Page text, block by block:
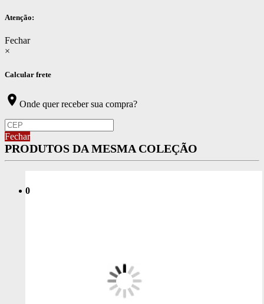
Atenção:
Fechar
×
Calcular frete
location_on Onde quer receber sua compra?
Fechar
PRODUTOS DA MESMA COLEÇÃO
0